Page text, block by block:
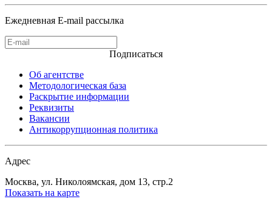
Ежедневная E-mail рассылка
Подписаться
Об агентстве
Методологическая база
Раскрытие информации
Реквизиты
Вакансии
Антикоррупционная политика
Адрес
Москва, ул. Николоямская, дом 13, стр.2
Показать на карте